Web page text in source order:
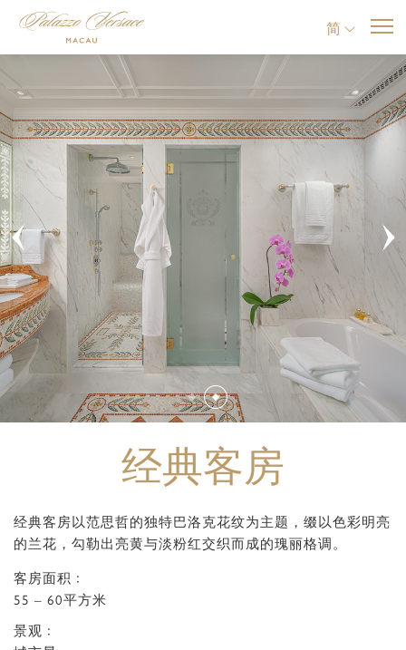
简
Previous
经典客房
经典客房以范思哲的独特巴洛克花纹为主题，缀以色彩明亮
的兰花，勾勒出亮黄与淡粉红交织而成的瑰丽格调。
客房面积﹕
55 – 60平方米
景观﹕